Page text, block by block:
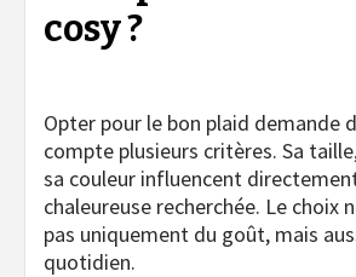
cosy ?
Opter pour le bon plaid demande
compte plusieurs critères. Sa
sa couleur influencent
chaleureuse recherchée. Le choix
pas uniquement du goût, mais
quotidien.